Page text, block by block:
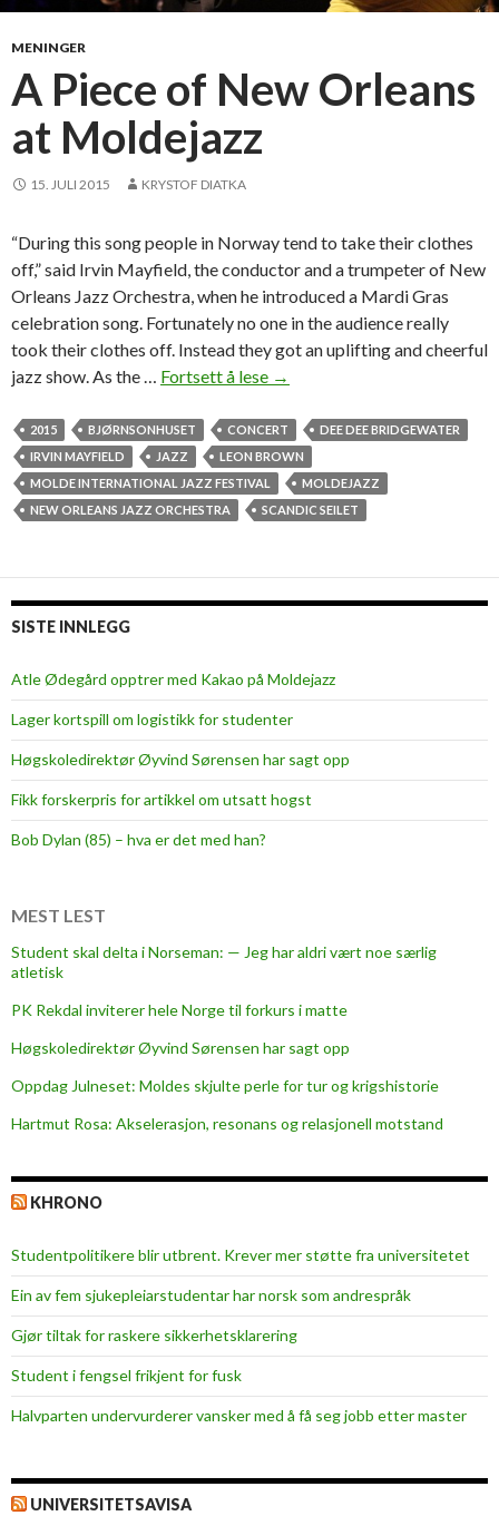
h
h
t
e
b
r
e
l
l
a
MENINGER
A Piece of New Orleans
at Moldejazz
15. JULI 2015 KRYSTOF DIATKA
“During this song people in Norway tend to take their clothes
off,” said Irvin Mayfield, the conductor and a trumpeter of New
Orleans Jazz Orchestra, when he introduced a Mardi Gras
celebration song. Fortunately no one in the audience really
took their clothes off. Instead they got an uplifting and cheerful
jazz show. As the … Fortsett å lese A
i
e
e
O
r
l
a
n
l
e
j
z
z
→
2015 BJØRNSONHUSET CONCERT
DEE DEE BRIDGEWATER
IRVIN MAYFIELD
JAZZ
LEON BROWN
MOLDE INTERNATIONAL JAZZ FESTIVAL
MOLDEJAZZ
NEW ORLEANS JAZZ ORCHESTRA
SCANDIC SEILET
SISTE INNLEGG
Atle Ødegård opptrer med Kakao på Moldejazz
Lager kortspill om logistikk for studenter
Høgskoledirektør Øyvind Sørensen har sagt opp
Fikk forskerpris for artikkel om utsatt hogst
Bob Dylan (85) – hva er det med han?
MEST LEST
Student skal delta i Norseman: — Jeg har aldri vært noe særlig
atletisk
PK Rekdal inviterer hele Norge til forkurs i matte
Høgskoledirektør Øyvind Sørensen har sagt opp
Oppdag Julneset: Moldes skjulte perle for tur og krigshistorie
Hartmut Rosa: Akselerasjon, resonans og relasjonell motstand
KHRONO
Studentpolitikere blir utbrent. Krever mer støtte fra universitetet
Ein av fem sjukepleiar­studentar har norsk som andrespråk
Gjør tiltak for raskere sikkerhets­klarering
Student i fengsel frikjent for fusk
Halvparten undervurderer vansker med å få seg jobb etter master
UNIVERSITETSAVISA